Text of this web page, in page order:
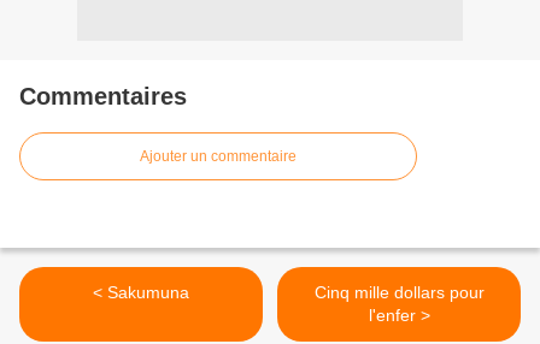
Commentaires
Ajouter un commentaire
< Sakumuna
Cinq mille dollars pour
l'enfer >